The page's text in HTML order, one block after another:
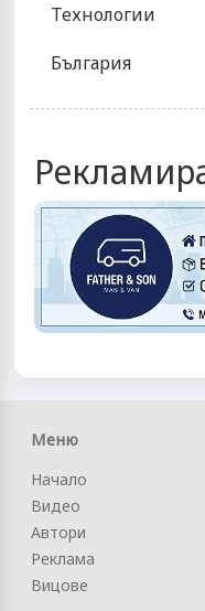
Технологии
България
Меню
Начало
Видео
Автори
Реклама
Вицове